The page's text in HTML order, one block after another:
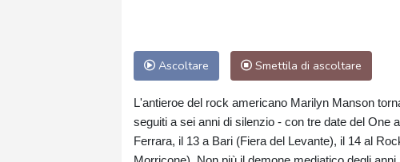
Ascoltare Smettila di ascoltare
L'antieroe del rock americano Marilyn Manson
seguiti a sei anni di silenzio - con tre date del One
Ferrara, il 13 a Bari (Fiera del Levante), il 14 al